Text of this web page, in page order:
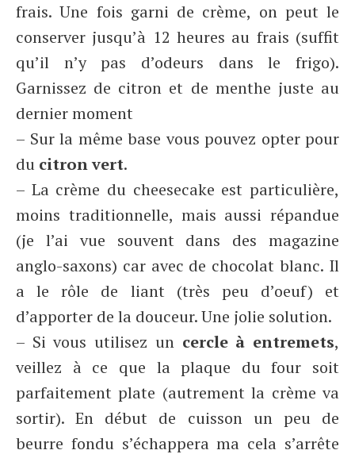
frais. Une fois garni de crème, on peut le
conserver jusqu’à 12 heures au frais (suffit
qu’il n’y pas d’odeurs dans le frigo).
Garnissez de citron et de menthe juste au
dernier moment
– Sur la même base vous pouvez opter pour
du citron vert.
– La crème du cheesecake est particulière,
moins traditionnelle, mais aussi répandue
(je l’ai vue souvent dans des magazine
anglo-saxons) car avec de chocolat blanc. Il
a le rôle de liant (très peu d’oeuf) et
d’apporter de la douceur. Une jolie solution.
– Si vous utilisez un cercle à entremets,
veillez à ce que la plaque du four soit
parfaitement plate (autrement la crème va
sortir). En début de cuisson un peu de
beurre fondu s’échappera ma cela s’arrête